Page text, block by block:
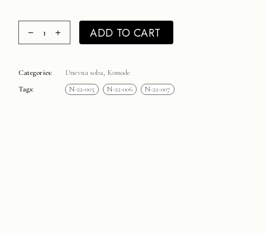
FIN TV komoda 2420€ quantity
ADD TO CART
Categories: Dnevna soba, Komode
Tags:
N-22-005 N-22-006 N-22-007